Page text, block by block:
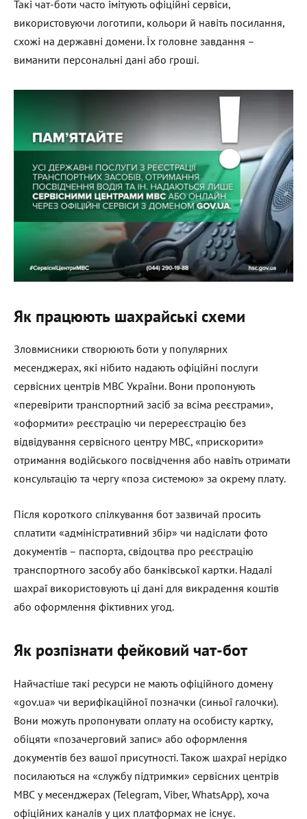
Такі чат-боти часто імітують офіційні сервіси,
використовуючи логотипи, кольори й навіть посилання,
схожі на державні домени. Їх головне завдання –
виманити персональні дані або гроші.
Як працюють шахрайські схеми
Зловмисники створюють боти у популярних
месенджерах, які нібито надають офіційні послуги
сервісних центрів МВС України. Вони пропонують
«перевірити транспортний засіб за всіма реєстрами»,
«оформити» реєстрацію чи перереєстрацію без
відвідування сервісного центру МВС, «прискорити»
отримання водійського посвідчення або навіть отримати
консультацію та чергу «поза системою» за окрему плату.
Після короткого спілкування бот зазвичай просить
сплатити «адміністративний збір» чи надіслати фото
документів – паспорта, свідоцтва про реєстрацію
транспортного засобу або банківської картки. Надалі
шахраї використовують ці дані для викрадення коштів
або оформлення фіктивних угод.
Як розпізнати фейковий чат-бот
Найчастіше такі ресурси не мають офіційного домену
«gov.ua» чи верифікаційної позначки (синьої галочки).
Вони можуть пропонувати оплату на особисту картку,
обіцяти «позачерговий запис» або оформлення
документів без вашої присутності. Також шахраї нерідко
посилаються на «службу підтримки» сервісних центрів
МВС у месенджерах (Telegram, Viber, WhatsApp), хоча
офіційних каналів у цих платформах не існує.